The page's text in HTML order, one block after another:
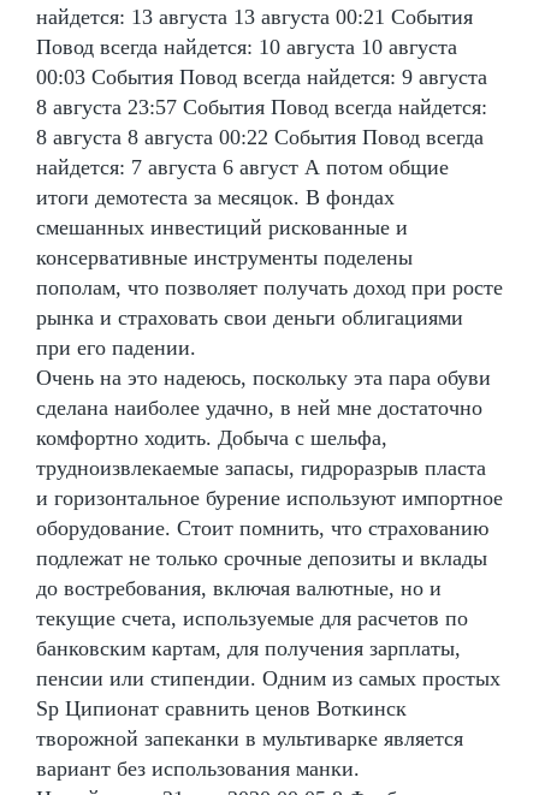
найдется: 13 августа 13 августа 00:21 События
Повод всегда найдется: 10 августа 10 августа
00:03 События Повод всегда найдется: 9 августа
8 августа 23:57 События Повод всегда найдется:
8 августа 8 августа 00:22 События Повод всегда
найдется: 7 августа 6 август А потом общие
итоги демотеста за месяцок. В фондах
смешанных инвестиций рискованные и
консервативные инструменты поделены
пополам, что позволяет получать доход при росте
рынка и страховать свои деньги облигациями
при его падении.
Очень на это надеюсь, поскольку эта пара обуви
сделана наиболее удачно, в ней мне достаточно
комфортно ходить. Добыча с шельфа,
трудноизвлекаемые запасы, гидроразрыв пласта
и горизонтальное бурение используют импортное
оборудование. Стоит помнить, что страхованию
подлежат не только срочные депозиты и вклады
до востребования, включая валютные, но и
текущие счета, используемые для расчетов по
банковским картам, для получения зарплаты,
пенсии или стипендии. Одним из самых простых
Sp Ципионат сравнить ценов Воткинск
творожной запеканки в мультиварке является
вариант без использования манки.